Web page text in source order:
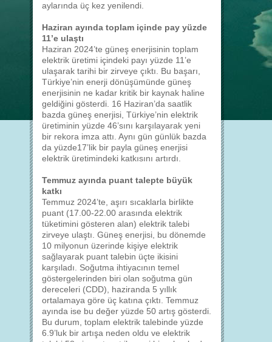
aylarında üç kez yenilendi.
Haziran ayında toplam içinde pay yüzde
11’e ulaştı
Haziran 2024’te güneş enerjisinin toplam
elektrik üretimi içindeki payı yüzde 11’e
ulaşarak tarihi bir zirveye çıktı. Bu başarı,
Türkiye’nin enerji dönüşümünde güneş
enerjisinin ne kadar kritik bir kaynak haline
geldiğini gösterdi. 16 Haziran’da saatlik
bazda güneş enerjisi, Türkiye’nin elektrik
üretiminin yüzde 46’sını karşılayarak yeni
bir rekora imza attı. Aynı gün günlük bazda
da yüzde17’lik bir payla güneş enerjisi
elektrik üretimindeki katkısını artırdı.
Temmuz ayında puant talepte büyük
katkı
Temmuz 2024’te, aşırı sıcaklarla birlikte
puant (17.00-22.00 arasında elektrik
tüketimini gösteren alan) elektrik talebi
zirveye ulaştı. Güneş enerjisi, bu dönemde
10 milyonun üzerinde kişiye elektrik
sağlayarak puant talebin üçte ikisini
karşıladı. Soğutma ihtiyacının temel
göstergelerinden biri olan soğutma gün
dereceleri (CDD), haziranda 5 yıllık
ortalamaya göre üç katına çıktı. Temmuz
ayında ise bu değer yüzde 50 artış gösterdi.
Bu durum, toplam elektrik talebinde yüzde
6.9’luk bir artışa neden oldu ve elektrik